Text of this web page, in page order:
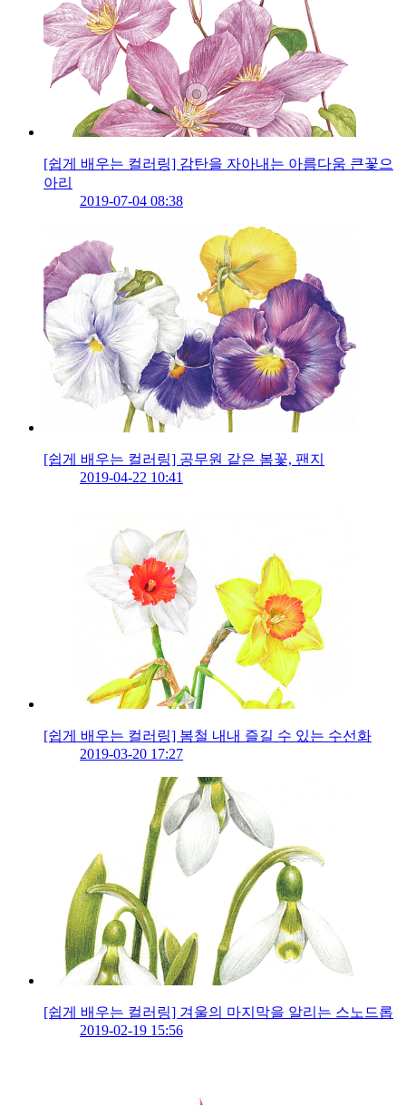
[쉽게 배우는 컬러링] 감탄을 자아내는 아름다움 큰꽃으
아리
2019-07-04 08:38
[쉽게 배우는 컬러링] 공무원 같은 봄꽃, 팬지
2019-04-22 10:41
[쉽게 배우는 컬러링] 봄철 내내 즐길 수 있는 수선화
2019-03-20 17:27
[쉽게 배우는 컬러링] 겨울의 마지막을 알리는 스노드롭
2019-02-19 15:56